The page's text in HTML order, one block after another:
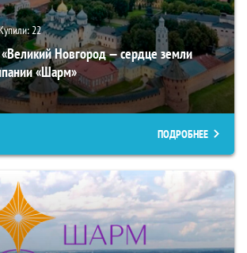
22
Новгород — сердце земли
«Шарм»
ПОДРОБНЕЕ